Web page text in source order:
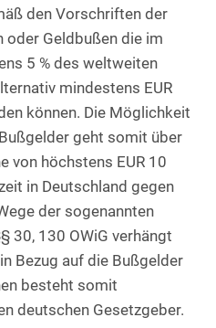
den Vorschriften der
oder Geldbußen die im
5 % des weltweiten
mindestens EUR
können. Die Möglichkeit
geht somit über
von höchstens EUR 10
in Deutschland gegen
der sogenannten
30, 130 OWiG verhängt
Bezug auf die Bußgelder
besteht somit
deutschen Gesetzgeber.